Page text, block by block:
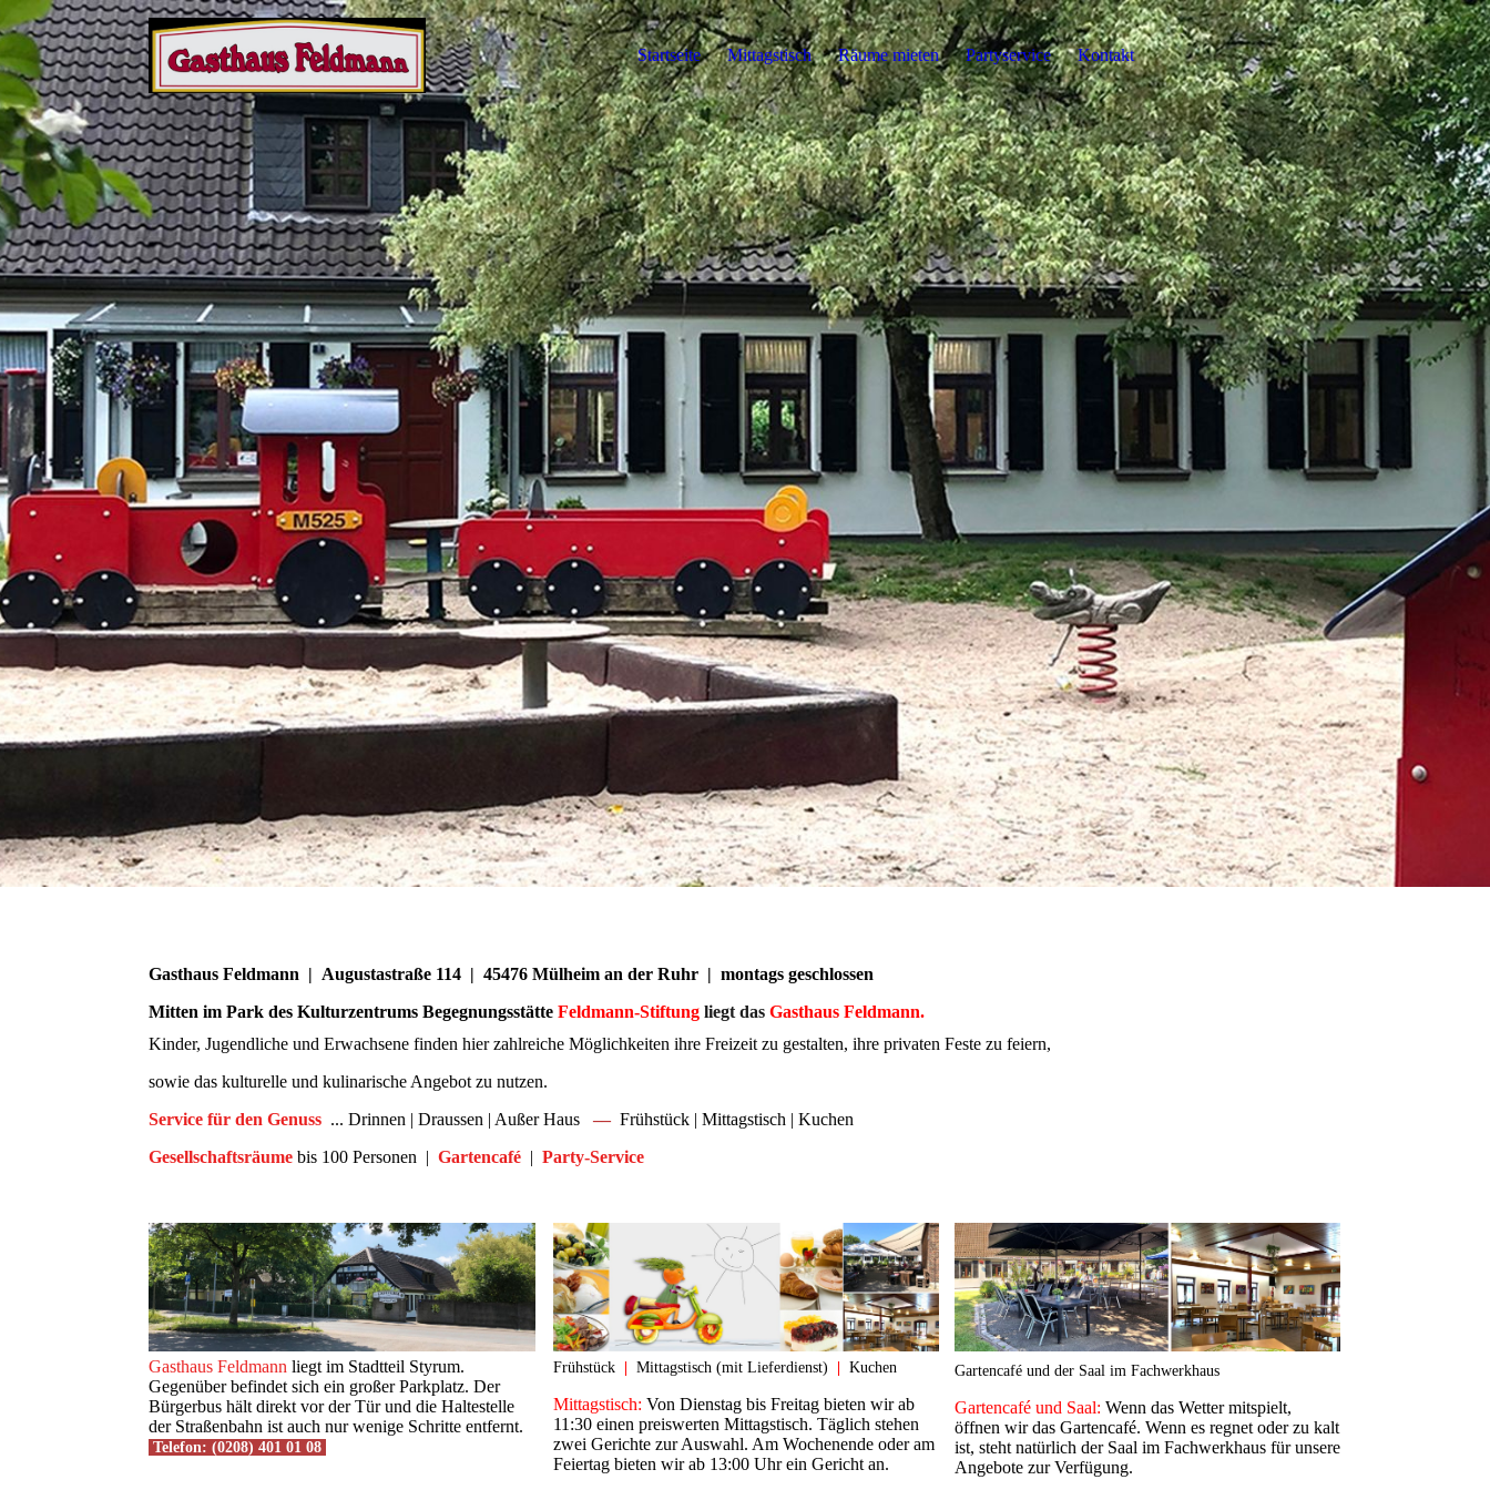
Startseite Mittagstisch Räume mieten Partyservice Kontakt
Gasthaus Feldmann | Augustastraße 114 | 45476 Mülheim an der Ruhr | montags geschlossen
Mitten im Park des KulturzentrumsBegegnungsstätte Feldmann-Stiftung liegt das Gasthaus Feldmann.
Kinder, Jugendliche und Erwachsene finden hier zahlreiche Möglichkeiten ihre Freizeit zu gestalten, ihre privaten Feste zu feiern,
sowie das kulturelle und kulinarische Angebot zu nutzen.
Service für den Genuss ... Drinnen | Draussen | Außer Haus –– Frühstück | Mittagstisch | Kuchen
Gesellschaftsräume bis 100 Personen | Gartencafé |Party-Service
Gasthaus Feldmann liegt im Stadtteil Styrum.
Gegenüber befindet sich ein großer Parkplatz. Der
Bürgerbus hält direkt vor der Tür und die Haltestelle
der Straßenbahn ist auch nur wenige Schritte entfernt.
Telefon: (0208) 401 01 08
Frühstück Mittagstisch (mit Lieferdienst) |Kuchen
Mittagstisch: Von Dienstag bis Freitag bieten wir ab
11:30 einen preiswerten Mittagstisch. Täglich stehen
zwei Gerichte zur Auswahl. Am Wochenende oder am
Feiertag bieten wir ab 13:00 Uhr ein Gericht an.
Gartencafé und der Saal im Fachwerkhaus
Gartencafé und Saal: Wenn das Wetter mitspielt,
öffnen wir das Gartencafé. Wenn es regnet oder zu kalt
ist, steht natürlich der Saal im Fachwerkhaus für unsere
Angebote zur Verfügung.